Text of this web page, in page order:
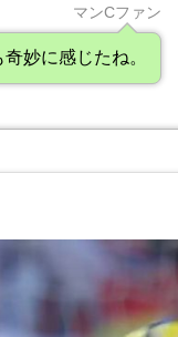
マンCファン
妙に感じたね。